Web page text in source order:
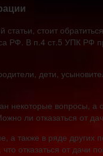
стоит
РФ. В п.4 ст.5 УПК РФ
дети,
некоторые вопросы, а
ли отказаться от
а также в ряде других
отказаться от дачи